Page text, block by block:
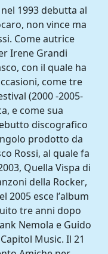
1993 debutta al
non vince ma
Come autrice
Irene Grandi
con il quale ha
come tre
(2000 -2005-
e come sua
discografico
prodotto da
Rossi, al quale fa
Quella Vispa di
della Rocker,
2005 esce l’album
tre anni dopo
Nemola e Guido
Music. Il 21